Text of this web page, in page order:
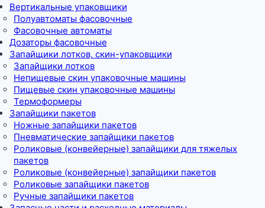
Вертикальные упаковщики
Полуавтоматы фасовочные
Фасовочные автоматы
Дозаторы фасовочные
Запайщики лотков, скин-упаковщики
Запайщики лотков
Непищевые скин упаковочные машины
Пищевые скин упаковочные машины
Термоформеры
Запайщики пакетов
Ножные запайщики пакетов
Пневматические запайщики пакетов
Роликовые (конвейерные) запайщики для тяжелых
пакетов
Роликовые (конвейерные) запайщики пакетов
Роликовые запайщики пакетов
Ручные запайщики пакетов